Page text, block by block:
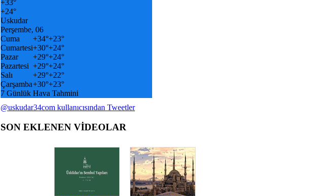
+33°
+24°
Uskudar
Perşembe, 06
Cuma
+34°+23°
Cumartesi+30°+24°
Pazar
+29°+24°
Pazartesi +29°+24°
Salı
+29°+22°
Çarşamba+30°+23°
7 Günlük Hava Tahmini
@uskudar34com kullanıcısından Tweetler
SON EKLENEN VİDEOLAR